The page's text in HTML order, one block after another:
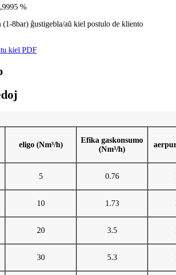
%
(1-8bar) ĝustigebla/aŭ kiel postulo de kliento
kiel PDF
eligo (Nm³/h)
Efika gaskonsumo
(Nm³/h)
5 0.76
10 1.73
20 3.5
30 5.3